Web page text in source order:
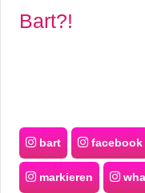
Bart?!
bart facebook
markieren